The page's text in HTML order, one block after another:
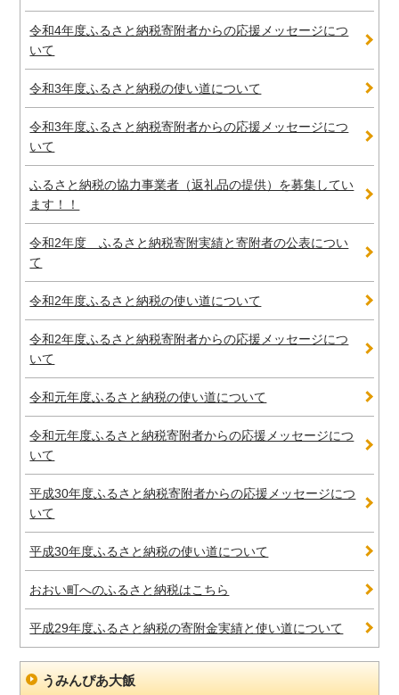
令和4年度ふるさと納税寄附者からの応援メッセージにつ
いて
令和3年度ふるさと納税の使い道について
令和3年度ふるさと納税寄附者からの応援メッセージにつ
いて
ふるさと納税の協力事業者（返礼品の提供）を募集してい
ます！！
令和2年度 ふるさと納税寄附実績と寄附者の公表につい
て
令和2年度ふるさと納税の使い道について
令和2年度ふるさと納税寄附者からの応援メッセージにつ
いて
令和元年度ふるさと納税の使い道について
令和元年度ふるさと納税寄附者からの応援メッセージにつ
いて
平成30年度ふるさと納税寄附者からの応援メッセージにつ
いて
平成30年度ふるさと納税の使い道について
おおい町へのふるさと納税はこちら
平成29年度ふるさと納税の寄附金実績と使い道について
うみんぴあ大飯